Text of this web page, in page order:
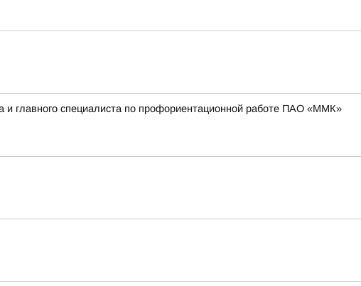
и главного специалиста по профориентационной работе ПАО «ММК»